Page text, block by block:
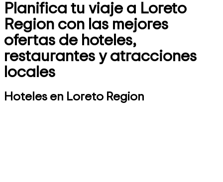
Planifica tu viaje a Loreto
Region con las mejores
ofertas de hoteles,
restaurantes y atracciones
locales
Hoteles en Loreto Region